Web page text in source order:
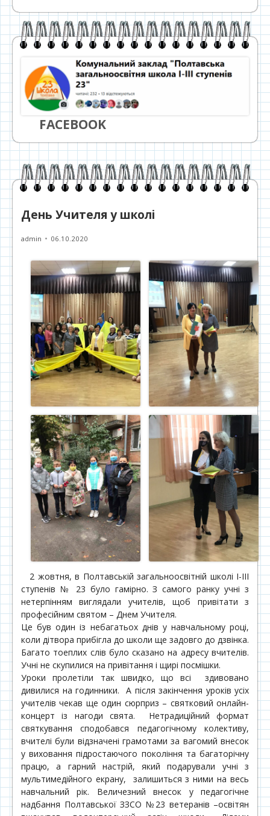
FACEBOOK
День Учителя у школі
Автор
admin Опубліковано
06.10.2020
2 жовтня, в Полтавській загальноосвітній школі І-ІІІ
ступенів № 23 було гамірно. З самого ранку учні з
нетерпінням виглядали учителів, щоб привітати з
професійним святом – Днем Учителя.
Це був один із небагатьох днів у навчальному році,
коли дітвора прибігла до школи ще задовго до дзвінка.
Багато тоеплих слів було сказано на адресу вчителів.
Учні не скупилися на привітання і щирі посмішки.
Уроки пролетіли так швидко, що всі здивовано
дивилися на годинники. А після закінчення уроків усіх
учителів чекав ще один сюрприз – святковий онлайн-
концерт із нагоди свята. Нетрадиційний формат
святкування сподобався педагогічному колективу,
вчителі були відзначені грамотами за вагомий внесок
у виховання підростаючого покоління та багаторічну
працю, а гарний настрій, який подарували учні з
мультимедійного екрану, залишиться з ними на весь
навчальний рік. Величезний внесок у педагогічне
надбання Полтавської ЗЗСО №23 ветеранів –освітян